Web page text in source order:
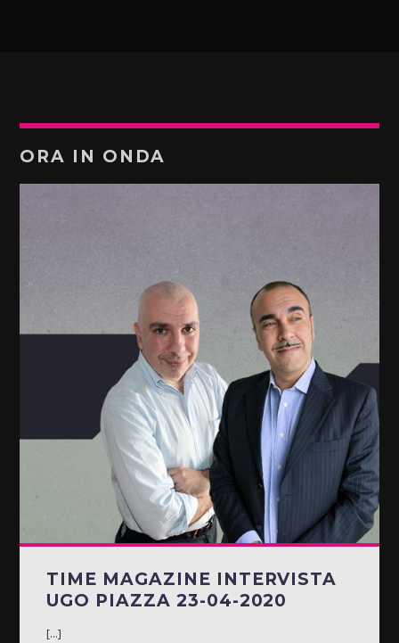
ORA IN ONDA
TIME MAGAZINE INTERVISTA
UGO PIAZZA 23-04-2020
[...]